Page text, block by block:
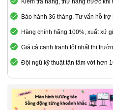
Kiểm tra hàng, thử hàng trước khi
Bảo hành 36 tháng, Tư vấn hỗ
Hàng chính hãng 100%, xuất xứ
Giá cả cạnh tranh tốt nhất thị
Đội ngũ kỹ thuật tận tâm với hơn